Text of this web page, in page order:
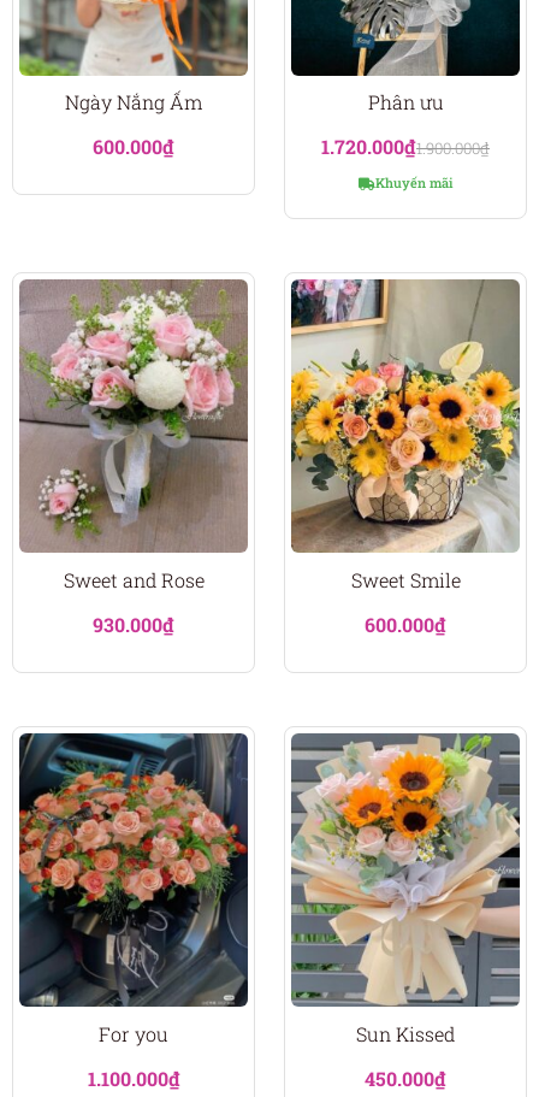
Ngày Nắng Ấm
600.000₫
Phân ưu
1.720.000₫1.900.000₫
Khuyến mãi
Sweet and Rose
930.000₫
Sweet Smile
600.000₫
For you
1.100.000₫
Sun Kissed
450.000₫